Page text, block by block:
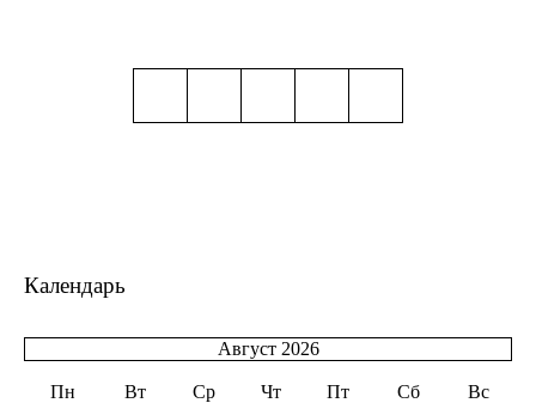
Календарь
Август 2026
Пн Вт Ср Чт Пт Сб
Вс